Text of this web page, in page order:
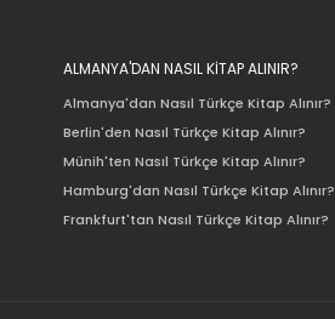
ALMANYA'DAN NASIL KİTAP ALINIR?
Almanya'dan Nasıl Türkçe Kitap Alınır?
Berlin'den Nasıl Türkçe Kitap Alınır?
Münih'ten Nasıl Türkçe Kitap Alınır?
Hamburg'dan Nasıl Türkçe Kitap Alınır?
Frankfurt'tan Nasıl Türkçe Kitap Alınır?